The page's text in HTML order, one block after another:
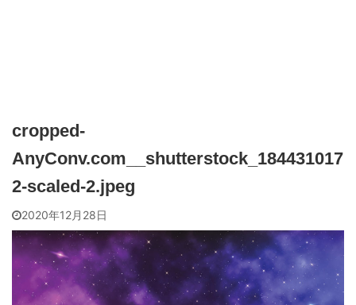
cropped-
AnyConv.com__shutterstock_184431017
2-scaled-2.jpeg
2020年12月28日